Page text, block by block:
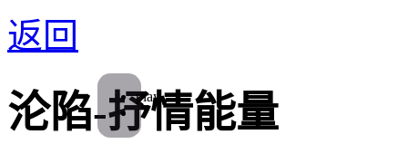
返回
沦陷-抒情能量
play